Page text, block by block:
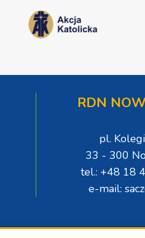
RDN
pl.
33 - 300
tel.: +48 18
e-mail: